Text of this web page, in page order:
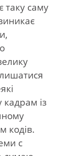
саму
кадрам із
кодів.
с